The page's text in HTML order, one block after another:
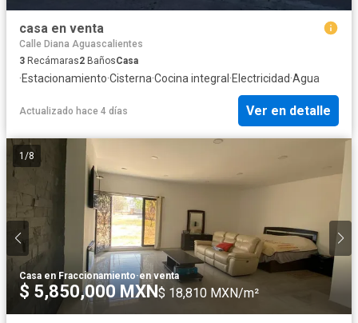
casa en venta
Calle Diana Aguascalientes
3 Recámaras2 BañosCasa
·Estacionamiento·Cisterna·Cocina integral ·Electricidad·Agua
Actualizado hace 4 días Ver en detalle
1 /8
Casa en Fraccionamiento·en venta
$ 5,850,000 MXN$ 18,810 MXN/m²